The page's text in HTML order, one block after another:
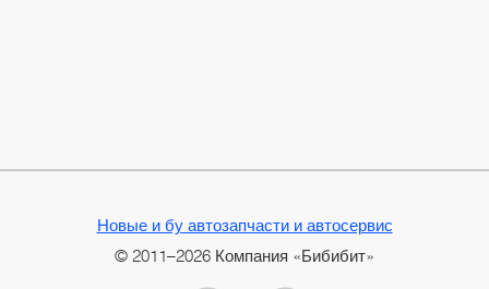
Новые и бу автозапчасти и автосервис
© 2011–2026 Компания «Бибибит»